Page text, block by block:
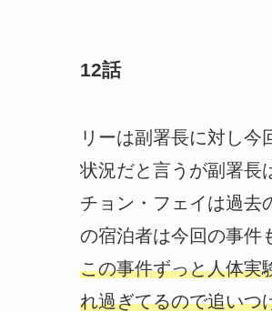
12話
リーは副署長に対し
状況だと言うが副署長
チョン・フェイは過去
の宿泊者は今回の事件
この事件ずっと人体実
れ過ぎてるので追いつ